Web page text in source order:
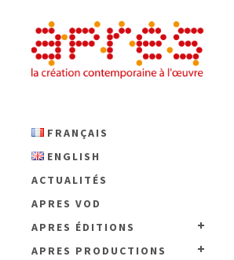
FRANÇAIS
ENGLISH
ACTUALITÉS
APRES VOD
APRES ÉDITIONS
APRES PRODUCTIONS